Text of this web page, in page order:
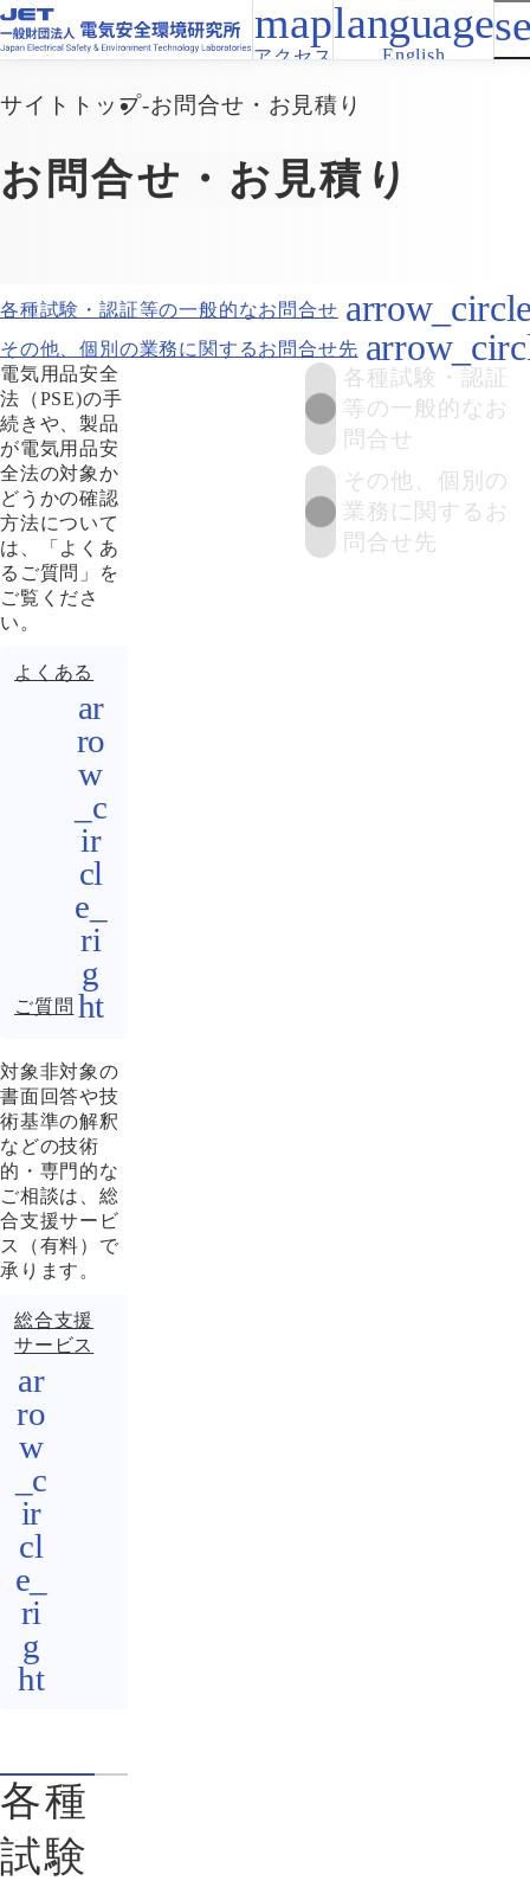
アクセス English
サイトトップ お問合せ・お見積り
お問合せ・お見積り
各種試験・認証等の一般的なお問合せ
その他、個別の業務に関するお問合せ先
電気用品安全
法（PSE)の手
続きや、製品
が電気用品安
全法の対象か
どうかの確認
方法について
は、「よくあ
るご質問」を
ご覧くださ
い。
よくある
ご質問
対象非対象の
書面回答や技
術基準の解釈
などの技術
的・専門的な
ご相談は、総
合支援サービ
ス（有料）で
承ります。
総合支援
サービス
各種
試験
各種試験・認証
等の一般的なお
問合せ
その他、個別の
業務に関するお
問合せ先